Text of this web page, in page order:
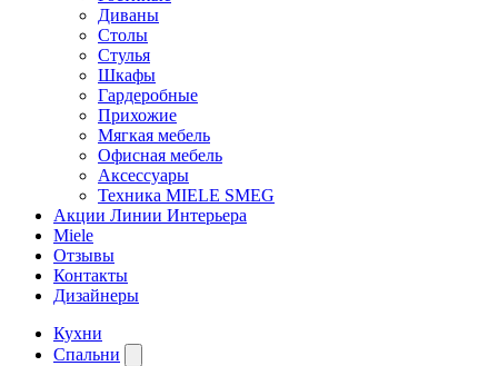
Диваны
Столы
Стулья
Шкафы
Гардеробные
Прихожие
Мягкая мебель
Офисная мебель
Аксессуары
Техника MIELE SMEG
Акции Линии Интерьера
Miele
Отзывы
Контакты
Дизайнеры
Кухни
Спальни